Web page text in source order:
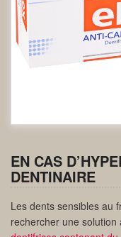
EN CAS
DENTINAIRE
Les dents sensibles au
rechercher une